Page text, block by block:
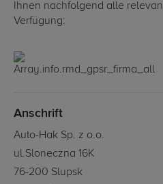
Ihnen nachfolgend alle
Verfügung:
Anschrift
Auto-Hak Sp. z o.o.
ul.Sloneczna 16K
76-200 Slupsk